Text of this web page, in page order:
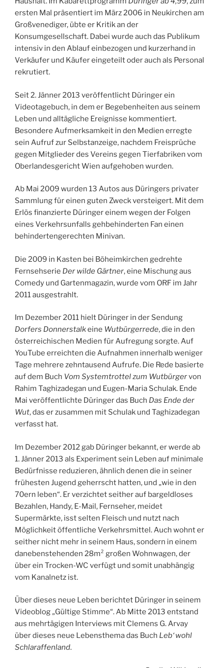
ersten Mal präsentiert im März 2006 in Neukirchen am
Großvenediger, übte er Kritik an der
Konsumgesellschaft. Dabei wurde auch das Publikum
intensiv in den Ablauf einbezogen und kurzerhand in
Verkäufer und Käufer eingeteilt oder auch als Personal
rekrutiert.
Seit 2. Jänner 2013 veröffentlicht Düringer ein
Videotagebuch, in dem er Begebenheiten aus seinem
Leben und alltägliche Ereignisse kommentiert.
Besondere Aufmerksamkeit in den Medien erregte
sein Aufruf zur Selbstanzeige, nachdem Freisprüche
gegen Mitglieder des Vereins gegen Tierfabriken vom
Oberlandesgericht Wien aufgehoben wurden.
Ab Mai 2009 wurden 13 Autos aus Düringers privater
Sammlung für einen guten Zweck versteigert. Mit dem
Erlös finanzierte Düringer einem wegen der Folgen
eines Verkehrsunfalls gehbehinderten Fan einen
behindertengerechten Minivan.
Die 2009 in Kasten bei Böheimkirchen gedrehte
Fernsehserie Der wilde Gärtner, eine Mischung aus
Comedy und Gartenmagazin, wurde vom ORF im Jahr
2011 ausgestrahlt.
Im Dezember 2011 hielt Düringer in der Sendung
Dorfers Donnerstalkeine Wutbürgerrede, die in den
österreichischen Medien für Aufregung sorgte. Auf
YouTube erreichten die Aufnahmen innerhalb weniger
Tage mehrere zehntausend Aufrufe. Die Rede basierte
auf dem Buch Vom Systemtrottel zum Wutbürgervon
Rahim Taghizadegan und Eugen-Maria Schulak. Ende
Mai veröffentlichte Düringer das Buch Das Ende der
Wut, das er zusammen mit Schulak und Taghizadegan
verfasst hat.
Im Dezember 2012 gab Düringer bekannt, er werde ab
1. Jänner 2013 als Experiment sein Leben auf minimale
Bedürfnisse reduzieren, ähnlich denen die in seiner
frühesten Jugend geherrscht hatten, und „wie in den
70ern leben“. Er verzichtet seither auf bargeldloses
Bezahlen, Handy, E-Mail, Fernseher, meidet
Supermärkte, isst selten Fleisch und nutzt nach
Möglichkeit öffentliche Verkehrsmittel. Auch wohnt er
seither nicht mehr in seinem Haus, sondern in einem
danebenstehenden 28m² großen Wohnwagen, der
über ein Trocken-WC verfügt und somit unabhängig
vom Kanalnetz ist.
Über dieses neue Leben berichtet Düringer in seinem
Videoblog „Gültige Stimme“. Ab Mitte 2013 entstand
aus mehrtägigen Interviews mit Clemens G. Arvay
über dieses neue Lebensthema das Buch Leb‘ wohl
Schlaraffenland.